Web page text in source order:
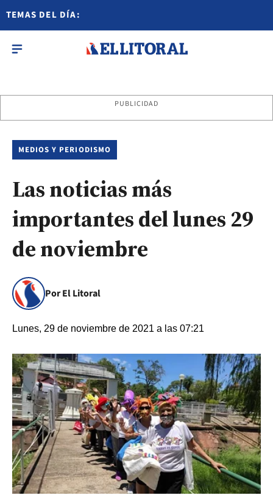
TEMAS DEL DÍA:
PUBLICIDAD
MEDIOS Y PERIODISMO
Las noticias más
importantes del lunes 29
de noviembre
Por El Litoral
Lunes, 29 de noviembre de 2021 a las 07:21